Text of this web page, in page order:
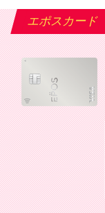
エポスカード